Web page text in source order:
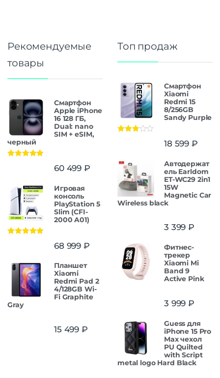
Рекомендуемые
товары
Смартфон
Apple iPhone
16 128 ГБ,
Dual: nano
SIM + eSIM,
черный
60 499 ₽
Игровая
консоль
PlayStation 5
Slim (CFI-
2000 A01)
68 999 ₽
Планшет
Xiaomi
Redmi Pad 2
4/128GB Wi-
Fi Graphite
Gray
15 499 ₽
Топ продаж
Смартфон
Xiaomi
Redmi 15
8/256GB
Sandy Purple
18 599 ₽
Автодержат
ель Earldom
ET-WC29 2in1
15W
Magnetic Car
Wireless black
3 399 ₽
Фитнес-
трекер
Xiaomi Mi
Band 9
Active Pink
3 999 ₽
Guess для
iPhone 15 Pro
Max чехол
PU Quilted
with Script
metal logo Hard Black